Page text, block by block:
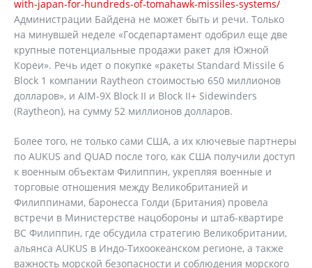
with-japan-for-hundreds-of-tomahawk-missiles-systems/
Администрации Байдена не может быть и речи. Только
на минувшей неделе «Госдепартамент одобрил еще две
крупные потенциальные продажи ракет для Южной
Кореи». Речь идет о покупке «ракеты Standard Missile 6
Block 1 компании Raytheon стоимостью 650 миллионов
долларов», и AIM-9X Block II и Block II+ Sidewinders
(Raytheon), на сумму 52 миллионов долларов.
Более того, не только сами США, а их ключевые партнеры
по AUKUS and QUAD после того, как США получили доступ
к военным объектам Филиппин, укрепляя военные и
торговые отношения между Великобританией и
Филиппинами, баронесса Голди (Британия) провела
встречи в Министерстве нацобороны и штаб-квартире
ВС Филиппин, где обсудила стратегию Великобритании,
альянса AUKUS в Индо-Тихоокеанском регионе, а также
важность морской безопасности и соблюдения морского